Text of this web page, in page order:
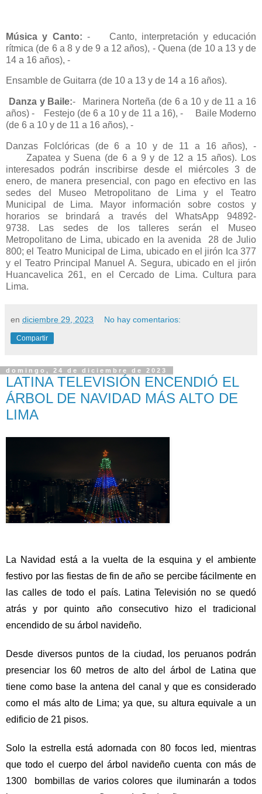
Música y Canto: -
Canto, interpretación y educación
rítmica (de 6 a 8 y de 9 a 12 años), - Quena (de 10 a 13 y de
14 a 16 años), -
Ensamble de Guitarra (de 10 a 13 y de 14 a 16 años).
Danza y Baile:-
Marinera Norteña (de 6 a 10 y de 11 a 16
años) -
Festejo (de 6 a 10 y de 11 a 16),-
Baile Moderno
(de 6 a 10 y de 11 a 16 años), -
Danzas Folclóricas (de 6 a 10 y de 11 a 16 años), -
Zapatea y Suena (de 6 a 9 y de 12 a 15 años).
Los
interesados podrán inscribirse desde el miércoles 3 de
enero, de manera presencial, con pago en efectivo en las
sedes del Museo Metropolitano de Lima y el Teatro
Municipal de Lima. Mayor información sobre costos y
horarios se brindará a través del WhatsApp 94892-
9738.
Las sedes de los talleres serán el Museo
Metropolitano de Lima, ubicado en la avenida 28 de Julio
800; el Teatro Municipal de Lima, ubicado en el jirón Ica 377
y el Teatro Principal Manuel A. Segura, ubicado en el jirón
Huancavelica 261, en el Cercado de Lima. Cultura para
Lima.
en diciembre 29, 2023 No hay comentarios:
Compartir
domingo, 24 de diciembre de 2023
LATINA TELEVISIÓN ENCENDIÓ EL
ÁRBOL DE NAVIDAD MÁS ALTO DE
LIMA
La Navidad está a la vuelta de la esquina y el ambiente
festivo por las fiestas de fin de año se percibe fácilmente en
las calles de todo el país. Latina Televisión no se quedó
atrás y por quinto año consecutivo hizo el tradicional
encendido de su árbol navideño.
Desde diversos puntos de la ciudad, los peruanos podrán
presenciar los 60 metros de alto del árbol de Latina que
tiene como base la antena del canal y que es considerado
como el más alto de Lima; ya que, su altura equivale a un
edificio de 21 pisos.
Solo la estrella está adornada con 80 focos led, mientras
que todo el cuerpo del árbol navideño cuenta con más de
1300 bombillas de varios colores que iluminarán a todos